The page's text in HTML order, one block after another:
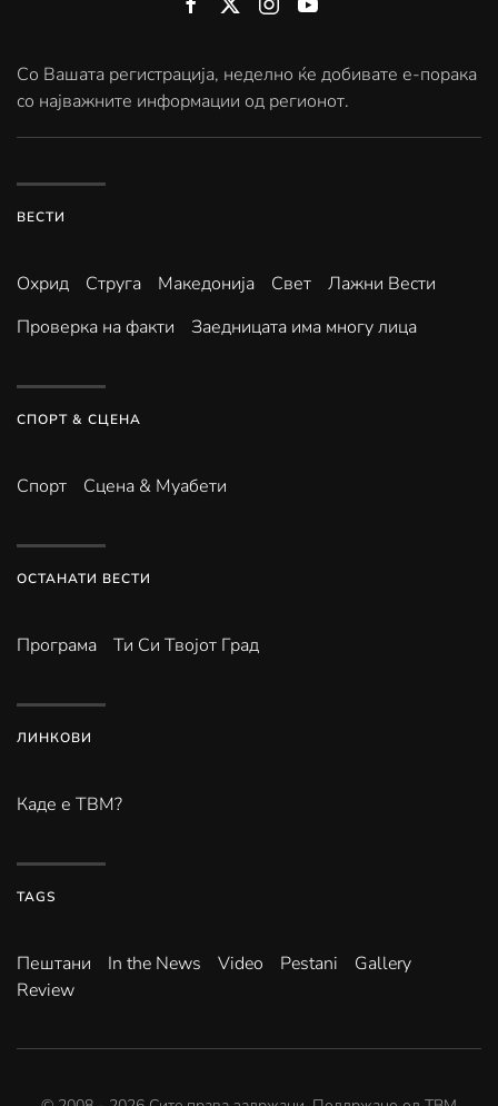
Со Вашата регистрација, неделно ќе добивате е-порака
со најважните информации од регионот.
ВЕСТИ
Охрид Струга Македонија Свет
Лажни Вести
Проверка на факти
Заедницата има многу лица
СПОРТ & СЦЕНА
Спорт Сцена & Муабети
ОСТАНАТИ ВЕСТИ
Програма Ти Си Твојот Град
ЛИНКОВИ
Каде е ТВМ?
TAGS
Пештани In the News Video Pestani
Gallery
Review